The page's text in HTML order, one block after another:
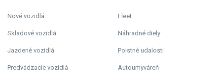
Nové vozidlá
Skladové vozidlá
Jazdené vozidlá
Predvádzacie vozidlá
Fleet
Náhradné diely
Poistné udalosti
Autoumyváreň